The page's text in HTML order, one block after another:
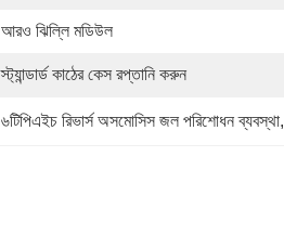
আরও ঝিল্লি মডিউল
স্ট্যান্ডার্ড কাঠের কেস রপ্তানি করুন
৬টিপিএইচ রিভার্স অসমোসিস জল পরিশোধন ব্যবস্থা,